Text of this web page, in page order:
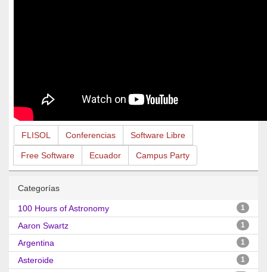
FLISOL Conferencias Software Libre
Free Software Ecuador Campus Party
Categorías
100 Hours of Astronomy 1
Aaron Swartz 1
Argentina 1
Asteroide 1